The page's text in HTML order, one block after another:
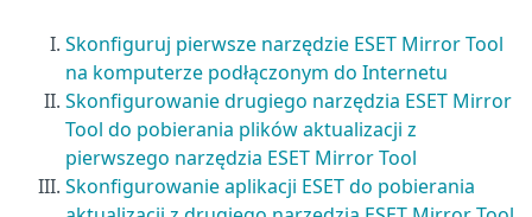
Skonfiguruj pierwsze narzędzie ESET Mirror Tool
na komputerze podłączonym do Internetu
Skonfigurowanie drugiego narzędzia ESET Mirror
Tool do pobierania plików aktualizacji z
pierwszego narzędzia ESET Mirror Tool
Skonfigurowanie aplikacji ESET do pobierania